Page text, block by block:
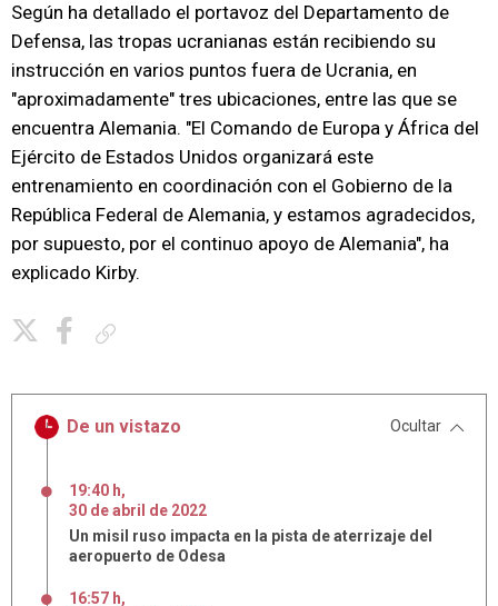
Según ha detallado el portavoz del Departamento de
Defensa, las tropas ucranianas están recibiendo su
instrucción en varios puntos fuera de Ucrania, en
"aproximadamente" tres ubicaciones, entre las que se
encuentra Alemania. "El Comando de Europa y África del
Ejército de Estados Unidos organizará este
entrenamiento en coordinación con el Gobierno de la
República Federal de Alemania, y estamos agradecidos,
por supuesto, por el continuo apoyo de Alemania", ha
explicado Kirby.
De un vistazo Ocultar
19:40 h,
30 deabril de 2022
Un misil ruso impacta en la pista de aterrizaje del
aeropuerto de Odesa
16:57 h,